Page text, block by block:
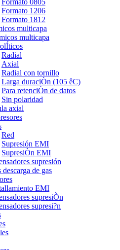
Formato 1206
Formato 1812
multicapa
multicapa
Radial
Axial
Radial con tornillo
Larga duraciÒn (105 êC)
Para retenciÒn de datos
Sin polaridad
axial
Red
Supresión EMI
SupresiÒn EMI
supresión
descarga de gas
EMI
supresiÒn
supresi?n